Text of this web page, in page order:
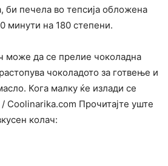
би печела во тепсија обложена
минути на 180 степени.
може да се прелие чоколадна
чоколадото за готвење и
Кога малку ќе излади се
/ Сооlinarika.com Прочитајте уште
колач: